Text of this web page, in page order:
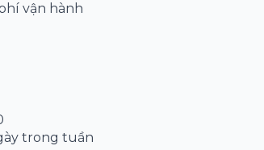
vận hành
trong tuần